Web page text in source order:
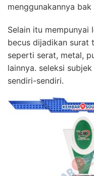
menggunakannya bak
Selain itu mempunyai
becus dijadikan surat
seperti serat, metal,
lainnya. seleksi
sendiri-sendiri.